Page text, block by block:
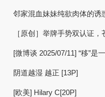
邻家混血妹妹纯欲肉体的诱
［原创］举牌手势双认证
[微博谈 2025/07/11] “移”是
阴道越湿 越正 [13P]
[欧美] Hilary C[20P]